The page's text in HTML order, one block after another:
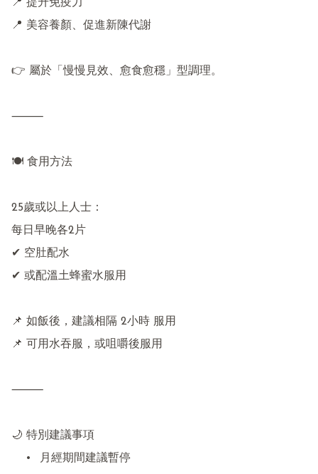
📍 提升免疫力
📍 美容養顏、促進新陳代謝
👉 屬於「慢慢見效、愈食愈穩」型調理。
⸻
🍽 食用方法
25歲或以上人士：
每日早晚各2片
✔ 空肚配水
✔ 或配溫土蜂蜜水服用
📌 如飯後，建議相隔 2小時 服用
📌 可用水吞服，或咀嚼後服用
⸻
🌙 特別建議事項